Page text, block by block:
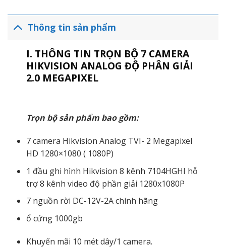
Thông tin sản phẩm
I. THÔNG TIN TRỌN BỘ 7 CAMERA
HIKVISION ANALOG ĐỘ PHÂN GIẢI
2.0 MEGAPIXEL
Trọn bộ sản phẩm bao gồm:
7 camera Hikvision Analog TVI- 2 Megapixel
HD 1280×1080 ( 1080P)
1 đầu ghi hình Hikvision 8 kênh 7104HGHI hỗ
trợ 8 kênh video độ phần giải 1280x1080P
7 nguồn rời DC-12V-2A chính hãng
ổ cứng 1000gb
Khuyến mãi 10 mét dây/1 camera.